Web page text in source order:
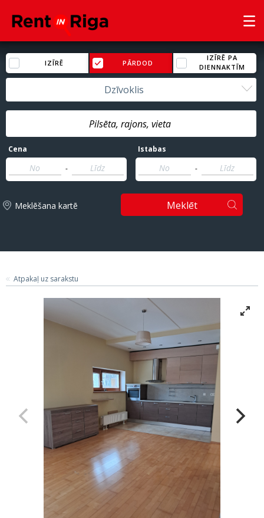
IZĪRĒ PĀRDOD
IZĪRĒ PA
DIENNAKTĪM
Dzīvoklis
Cena
-
Istabas
-
Meklēšana kartē Meklēt
Atpakaļ uz sarakstu